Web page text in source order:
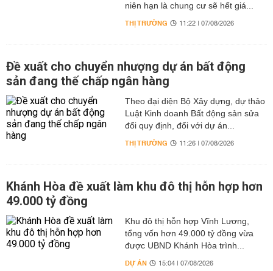
niên hạn là chung cư sẽ hết giá...
THỊ TRƯỜNG 11:22 | 07/08/2026
Đề xuất cho chuyển nhượng dự án bất động
sản đang thế chấp ngân hàng
Theo đại diện Bộ Xây dựng, dự thảo
Luật Kinh doanh Bất động sản sửa
đổi quy định, đối với dự án...
THỊ TRƯỜNG 11:26 | 07/08/2026
Khánh Hòa đề xuất làm khu đô thị hỗn hợp hơn
49.000 tỷ đồng
Khu đô thị hỗn hợp Vĩnh Lương,
tổng vốn hơn 49.000 tỷ đồng vừa
được UBND Khánh Hòa trình...
DỰ ÁN 15:04 | 07/08/2026